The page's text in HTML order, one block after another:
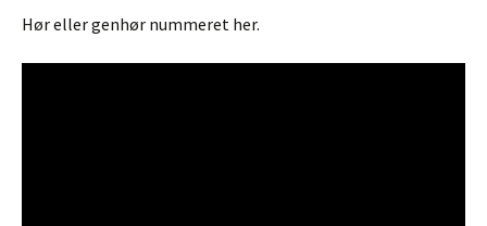
Hør eller genhør nummeret her.